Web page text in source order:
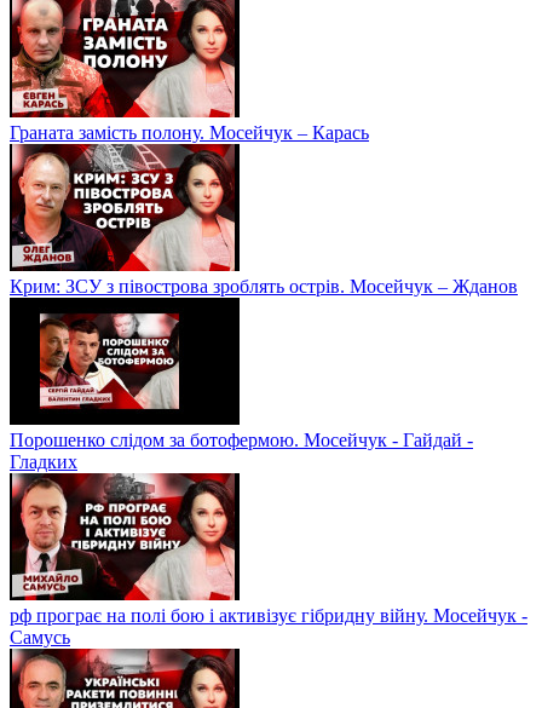
Граната замість полону. Мосейчук – Карась
Крим: ЗСУ з півострова зроблять острів. Мосейчук – Жданов
Порошенко слідом за ботофермою. Мосейчук - Гайдай -
Гладких
рф програє на полі бою і активізує гібридну війну. Мосейчук -
Самусь